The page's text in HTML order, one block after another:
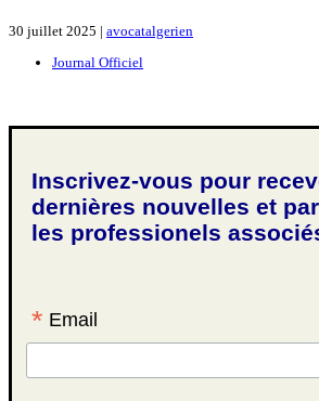
30 juillet 2025 | avocatalgerien
Journal Officiel
Inscrivez-vous pour
dernières nouvelles et
les professionels
* Email